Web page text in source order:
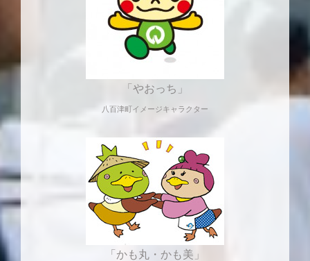
「やおっち」
八百津町イメージキャラクター
「かも丸・かも美」